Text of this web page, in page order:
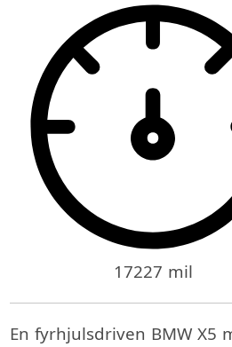
17227 mil
En fyrhjulsdriven BMW X5